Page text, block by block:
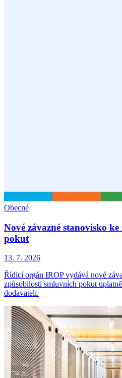
Obecné
Nové závazné stanovisko
pokut
13. 7. 2026
Řídicí orgán IROP vydává nové
způsobilosti smluvních pokut
dodavateli.